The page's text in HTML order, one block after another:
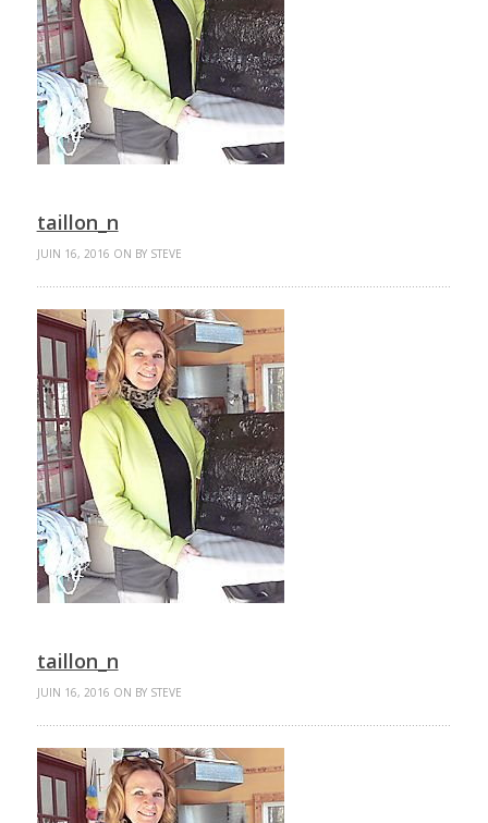
taillon_n
JUIN 16, 2016 ON BY STEVE
taillon_n
JUIN 16, 2016 ON BY STEVE